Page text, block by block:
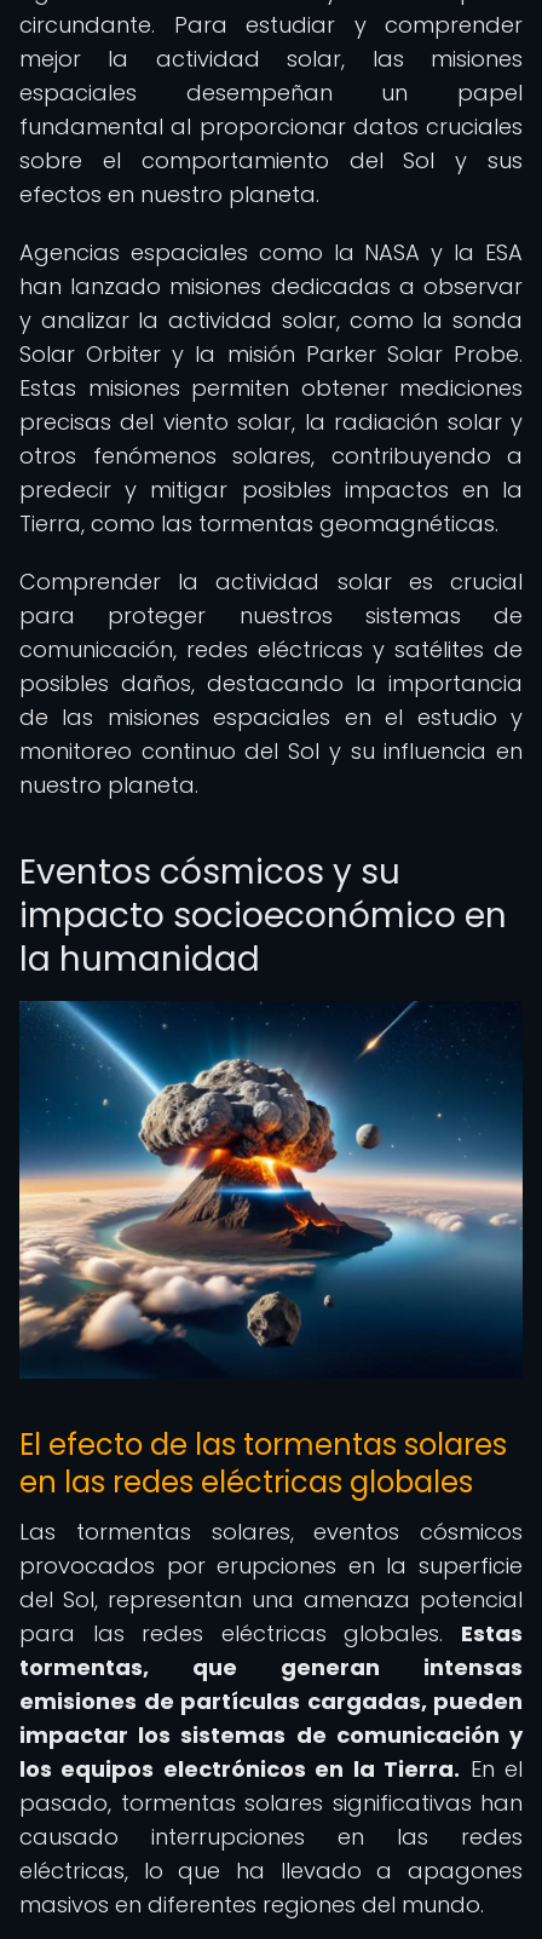
circundante. Para estudiar y comprender
mejor la actividad solar, las misiones
espaciales desempeñan un papel
fundamental al proporcionar datos cruciales
sobre el comportamiento del Sol y sus
efectos en nuestro planeta.
Agencias espaciales como la NASA y la ESA
han lanzado misiones dedicadas a observar
y analizar la actividad solar, como la sonda
Solar Orbiter y la misión Parker Solar Probe.
Estas misiones permiten obtener mediciones
precisas del viento solar, la radiación solar y
otros fenómenos solares, contribuyendo a
predecir y mitigar posibles impactos en la
Tierra, como las tormentas geomagnéticas.
Comprender la actividad solar es crucial
para proteger nuestros sistemas de
comunicación, redes eléctricas y satélites de
posibles daños, destacando la importancia
de las misiones espaciales en el estudio y
monitoreo continuo del Sol y su influencia en
nuestro planeta.
Eventos cósmicos y su
impacto socioeconómico en
la humanidad
El efecto de las tormentas solares
en las redes eléctricas globales
Las tormentas solares, eventos cósmicos
provocados por erupciones en la superficie
del Sol, representan una amenaza potencial
para las redes eléctricas globales. Estas
tormentas, que generan intensas
emisiones de partículas cargadas, pueden
impactar los sistemas de comunicación y
los equipos electrónicos en la Tierra. En el
pasado, tormentas solares significativas han
causado interrupciones en las redes
eléctricas, lo que ha llevado a apagones
masivos en diferentes regiones del mundo.